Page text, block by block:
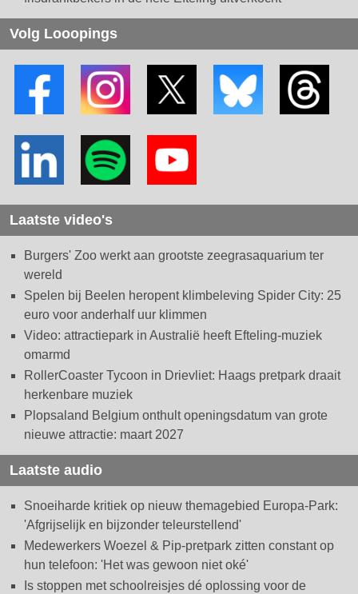
Volg Looopings
Laatste video's
Burgers' Zoo werkt aan grootste zeegrasaquarium ter
wereld
Spelen bij Beelen heropent klimbeleving Spider City: 25
euro voor anderhalf uur klimmen
Video: attractiepark in Australië heeft Efteling-muziek
omarmd
RollerCoaster Tycoon in Drievliet: Haags pretpark draait
herkenbare muziek
Plopsaland Belgium onthult openingsdatum van grote
nieuwe attractie: maart 2027
Laatste audio
Snoeiharde kritiek op nieuw themagebied Europa-Park:
'Afgrijselijk en bijzonder teleurstellend'
Medewerkers Woezel & Pip-pretpark zitten constant op
hun telefoon: 'Het was gewoon niet oké'
Is stoppen met schoolreisjes dé oplossing voor de